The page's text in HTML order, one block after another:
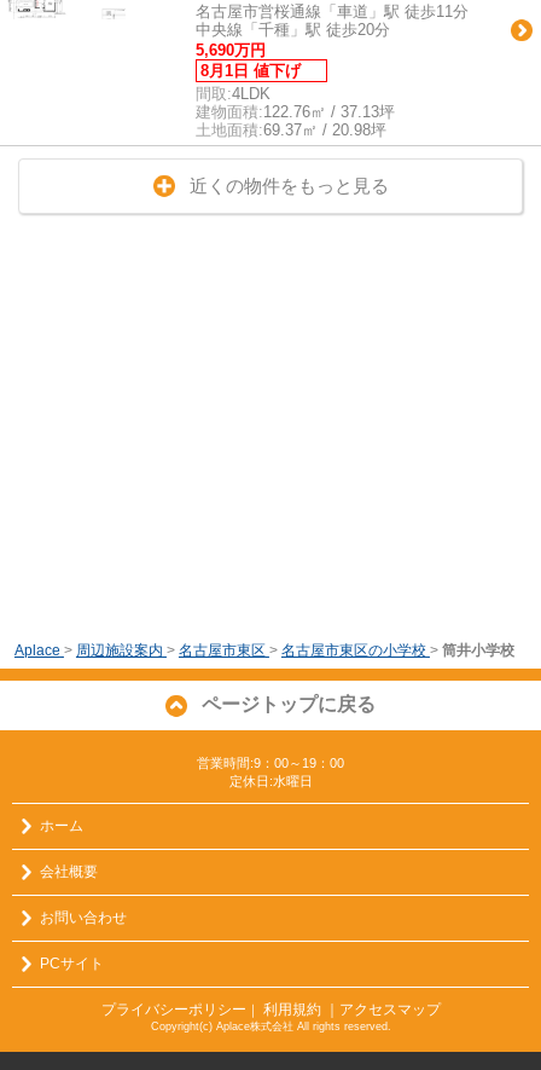
名古屋市営桜通線「車道」駅 徒歩11分
中央線「千種」駅 徒歩20分
5,690万円
8月1日 値下げ
間取:4LDK
建物面積:122.76㎡ / 37.13坪
土地面積:69.37㎡ / 20.98坪
近くの物件をもっと見る
Aplace > 周辺施設案内 > 名古屋市東区 > 名古屋市東区の小学校 > 筒井小学校
ページトップに戻る
営業時間:9：00～19：00
定休日:水曜日
ホーム
会社概要
お問い合わせ
PCサイト
プライバシーポリシー ｜ 利用規約 ｜アクセスマップ
Copyright(c) Aplace株式会社 All rights reserved.